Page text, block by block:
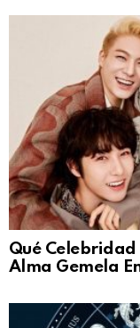
Qué Celebridad
Alma Gemela